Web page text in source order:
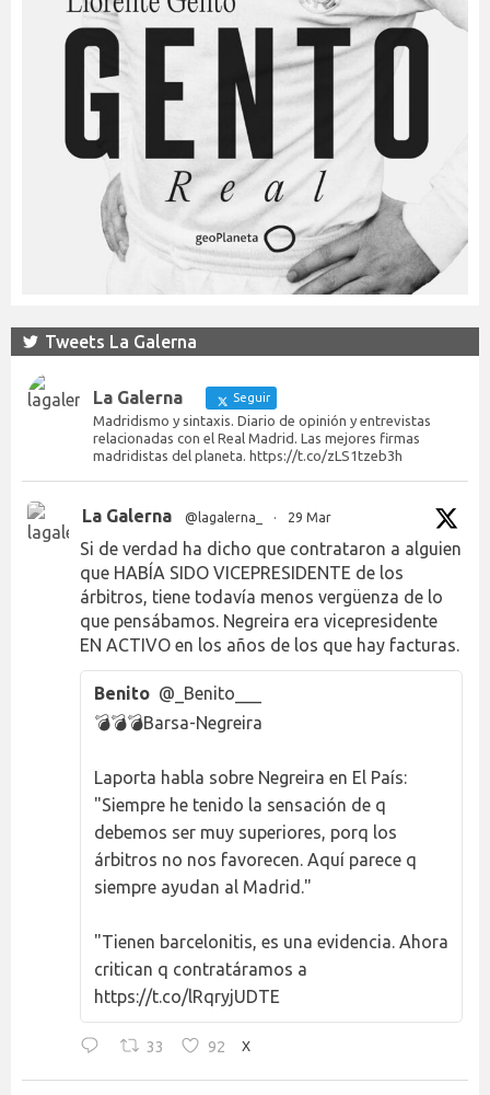
Tweets La Galerna
La Galerna Seguir
Madridismo y sintaxis. Diario de opinión y entrevistas
relacionadas con el Real Madrid. Las mejores firmas
madridistas del planeta. https://t.co/zLS1tzeb3h
La Galerna @lagalerna_ · 29 Mar
Si de verdad ha dicho que contrataron a alguien
que HABÍA SIDO VICEPRESIDENTE de los
árbitros, tiene todavía menos vergüenza de lo
que pensábamos. Negreira era vicepresidente
EN ACTIVO en los años de los que hay facturas.
Benito @_Benito___
💣💣💣Barsa-Negreira
Laporta habla sobre Negreira en El País:
"Siempre he tenido la sensación de q
debemos ser muy superiores, porq los
árbitros no nos favorecen. Aquí parece q
siempre ayudan al Madrid."
"Tienen barcelonitis, es una evidencia. Ahora
critican q contratáramos a
https://t.co/lRqryjUDTE
33 92 X